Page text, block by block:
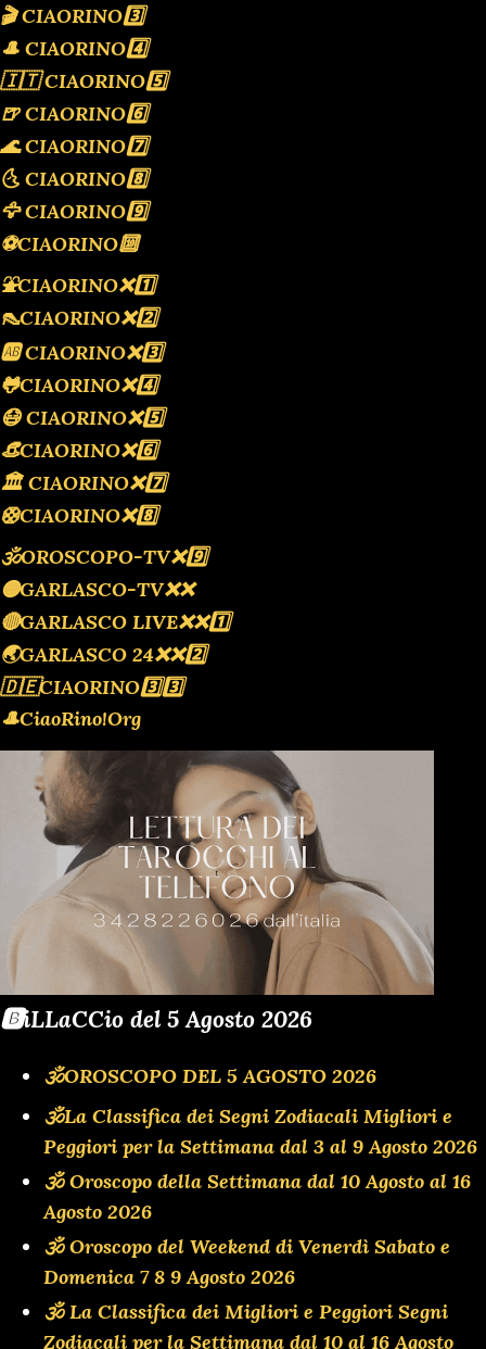
🎬 CIAORINO3️⃣
🎩 CIAORINO4️⃣
🇮🇹 CIAORINO5️⃣
🍺 CIAORINO6️⃣
🌊 CIAORINO7️⃣
🌜 CIAORINO8️⃣
🦅 CIAORINO9️⃣
⚽️CIAORINO🔟
⛲️CIAORINO❌️1️⃣
👠CIAORINO❌️2️⃣
🆎 CIAORINO❌️3️⃣
🐸CIAORINO❌️4️⃣
😷 CIAORINO❌️5️⃣
👒CIAORINO❌️6️⃣
🏛 CIAORINO❌️7️⃣
🛟CIAORINO❌️8️⃣
🕉OROSCOPO-TV❌️9️⃣
🟡GARLASCO-TV❌️❌️
🔴GARLASCO LIVE❌️❌️1️⃣
🌏GARLASCO 24❌️❌️2️⃣
🇩🇪CIAORINO3️⃣3️⃣
🎩CiaoRino!Org
🅱️iLLaCCio del 5 Agosto 2026
🕉OROSCOPO DEL 5 AGOSTO 2026
🕉La Classifica dei Segni Zodiacali Migliori e
Peggiori per la Settimana dal 3 al 9 Agosto 2026
🕉 Oroscopo della Settimana dal 10 Agosto al 16
Agosto 2026
🕉 Oroscopo del Weekend di Venerdì Sabato e
Domenica 7 8 9 Agosto 2026
🕉 La Classifica dei Migliori e Peggiori Segni
Zodiacali per la Settimana dal 10 al 16 Agosto